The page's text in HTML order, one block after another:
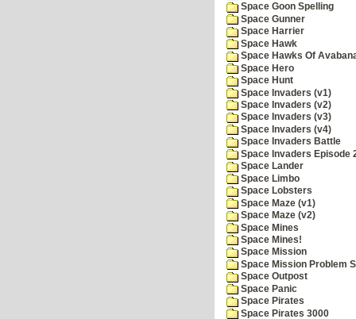
Space Goon Spelling
Space Gunner
Space Harrier
Space Hawk
Space Hawks Of
Space Hero
Space Hunt
Space Invaders (v1)
Space Invaders (v2)
Space Invaders (v3)
Space Invaders (v4)
Space Invaders Battle
Space Invaders Episode
Space Lander
Space Limbo
Space Lobsters
Space Maze (v1)
Space Maze (v2)
Space Mines
Space Mines!
Space Mission
Space Mission Problem
Space Outpost
Space Panic
Space Pirates
Space Pirates 3000